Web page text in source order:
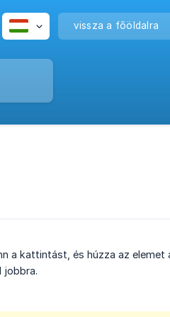
vissza a főöldalra
a kattintást, és húzza az elemet
jobbra.